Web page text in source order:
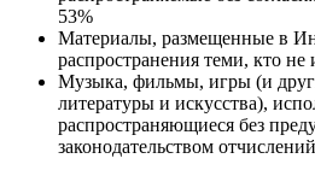
53%
Материалы, размещенные в
распространения теми, кто не
Музыка, фильмы, игры (и
литературы и искусства),
распространяющиеся без
законодательством